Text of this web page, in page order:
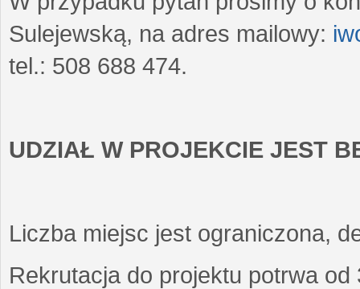
Sulejewską, na adres mailowy:
tel.: 508 688 474.
UDZIAŁ W PROJEKCIE JEST
Liczba miejsc jest ograniczona,
Rekrutacja do projektu potrwa